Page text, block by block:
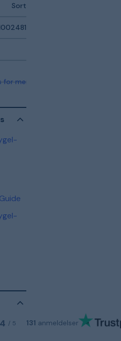
Sort
mere information
/ 5 131 anmeldelser